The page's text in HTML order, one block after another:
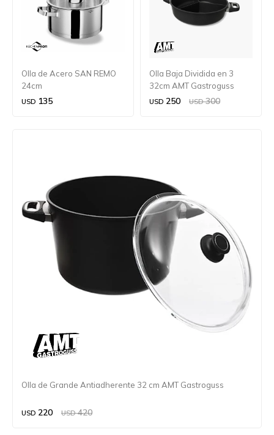
Olla de Acero SAN REMO
24cm
USD 135
Olla Baja Dividida en 3
32cm AMT Gastroguss
USD 250 USD 300
Olla de Grande Antiadherente 32 cm AMT Gastroguss
USD 220 USD 420